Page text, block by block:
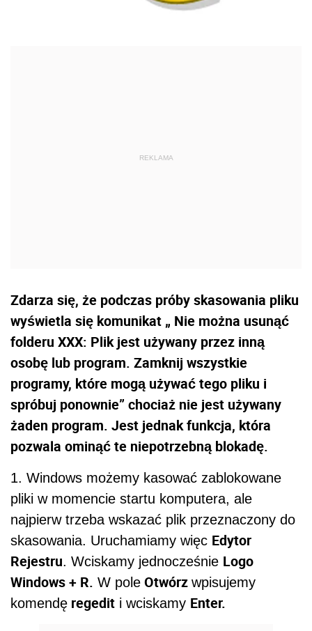
Zdarza się, że podczas próby skasowania pliku
wyświetla się komunikat „ Nie można usunąć
folderu XXX: Plik jest używany przez inną
osobę lub program. Zamknij wszystkie
programy, które mogą używać tego pliku i
spróbuj ponownie” chociaż nie jest używany
żaden program. Jest jednak funkcja, która
pozwala ominąć te niepotrzebną blokadę.
1. Windows możemy kasować zablokowane
pliki w momencie startu komputera, ale
najpierw trzeba wskazać plik przeznaczony do
skasowania. Uruchamiamy więc Edytor
Rejestru. Wciskamy jednocześnie Logo
Windows + R. W pole Otwórz wpisujemy
komendę regedit i wciskamy Enter.